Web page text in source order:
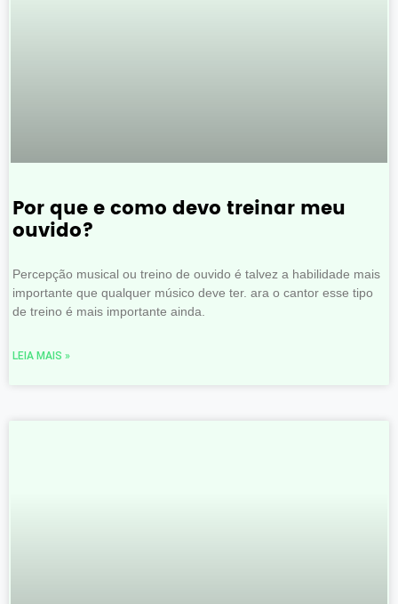
Por que e como devo treinar meu
ouvido?
Percepção musical ou treino de ouvido é talvez a habilidade mais
importante que qualquer músico deve ter. ara o cantor esse tipo
de treino é mais importante ainda.
LEIA MAIS »